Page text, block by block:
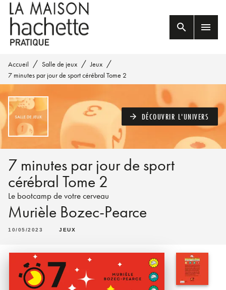
MENU RECHERCHE
PIED DE PAGE
search menu
Accueil / Salle de jeux / Jeux /
7 minutes par jour de sport cérébral Tome 2
arrow_forward DÉCOUVRIR L'UNIVERS
7 minutes par jour de sport
cérébral Tome 2
Le bootcamp de votre cerveau
Murièle Bozec-Pearce
10/05/2023 JEUX